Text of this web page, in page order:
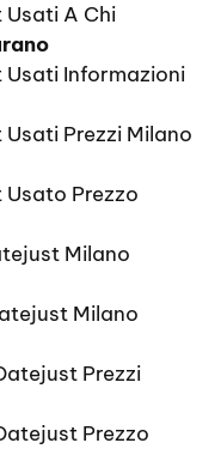
Usati A Chi
Usati Informazioni
Prezzi Milano
Prezzo
Milano
Milano
Prezzi
Prezzo